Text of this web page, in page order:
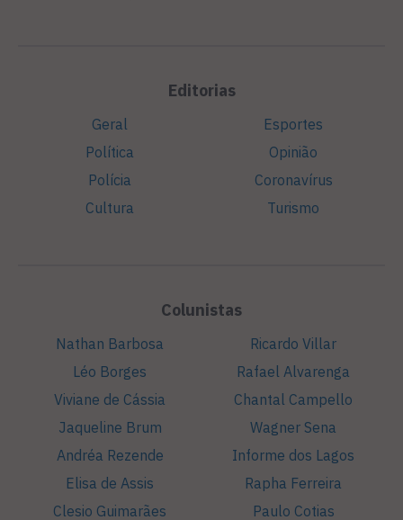
Editorias
Geral
Política
Polícia
Cultura
Esportes
Opinião
Coronavírus
Turismo
Colunistas
Nathan Barbosa
Léo Borges
Viviane de Cássia
Jaqueline Brum
Andréa Rezende
Elisa de Assis
Clesio Guimarães
Ricardo Villar
Rafael Alvarenga
Chantal Campello
Wagner Sena
Informe dos Lagos
Rapha Ferreira
Paulo Cotias